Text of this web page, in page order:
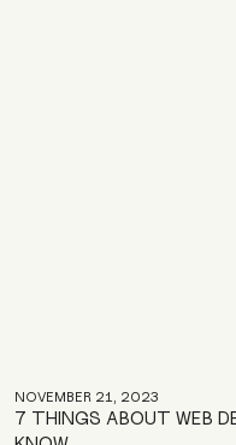
NOVEMBER 21, 2023
7 THINGS ABOUT WEB